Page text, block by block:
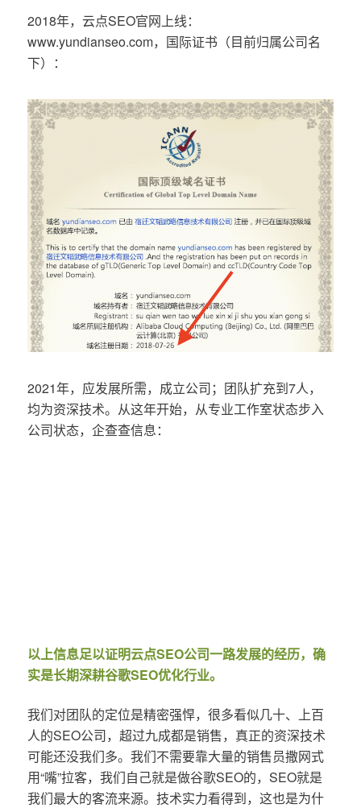
2018年，云点SEO官网上线：
www.yundianseo.com，国际证书（目前归属公司名
下）：
2021年，应发展所需，成立公司；团队扩充到7人，
均为资深技术。从这年开始，从专业工作室状态步入
公司状态，企查查信息：
以上信息足以证明云点SEO公司一路发展的经历，确
实是长期深耕谷歌SEO优化行业。
我们对团队的定位是精密强悍，很多看似几十、上百
人的SEO公司，超过九成都是销售，真正的资深技术
可能还没我们多。我们不需要靠大量的销售员撒网式
用“嘴”拉客，我们自己就是做谷歌SEO的，SEO就是
我们最大的客流来源。技术实力看得到，这也是为什